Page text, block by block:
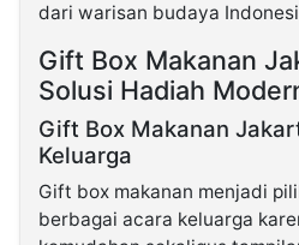
dari warisan budaya
Gift Box Makanan
Solusi Hadiah
Gift Box Makanan
Keluarga
Gift box makanan menjadi
berbagai acara keluarga